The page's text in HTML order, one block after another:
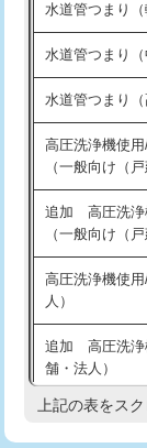
洗面台設置
化粧台設置
追加人工
廃棄・処分
※給水管工事は
交換・取付(排
持込商品取付
持込商品取付（
業）
排水管工事（
え）
水道管つまり（
水道管つまり（
水道管つまり（
高圧洗浄機使
（一般向け（
追加 高圧洗浄
（一般向け（
高圧洗浄機使
人）
追加 高圧洗浄
舗・法人）
高度高圧洗浄換
上記の表をス